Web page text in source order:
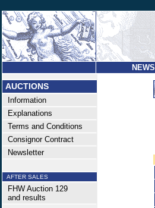
NEWS
AUCTIONS
Information
Explanations
Terms and Conditions
Consignor Contract
Newsletter
AFTER SALES
FHW Auction 129
and results